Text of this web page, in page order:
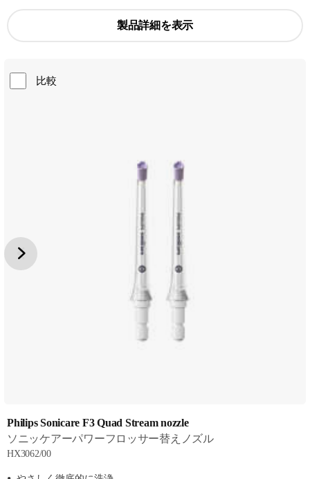
製品詳細を表示
比較
Philips Sonicare F3 Quad Stream nozzle
ソニッケアーパワーフロッサー替えノズル
HX3062/00